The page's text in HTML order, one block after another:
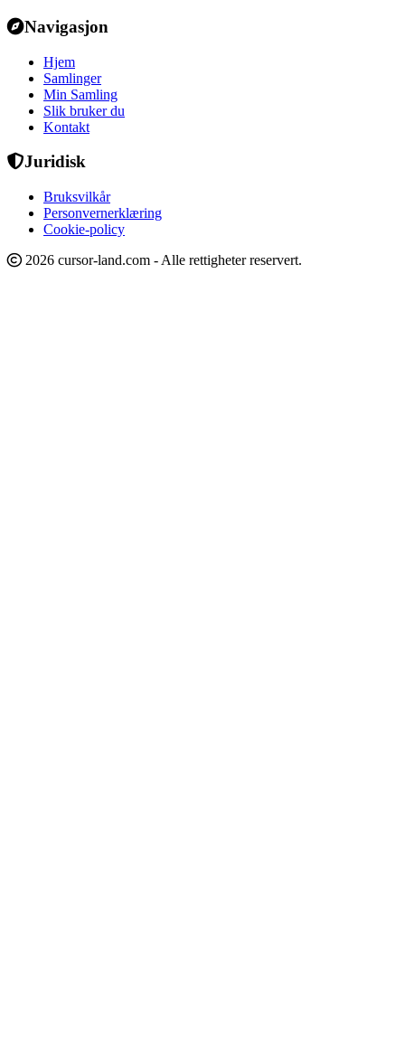
Navigasjon
Hjem
Samlinger
Min Samling
Slik bruker du
Kontakt
Juridisk
Bruksvilkår
Personvernerklæring
Cookie-policy
2026 cursor-land.com - Alle rettigheter reservert.